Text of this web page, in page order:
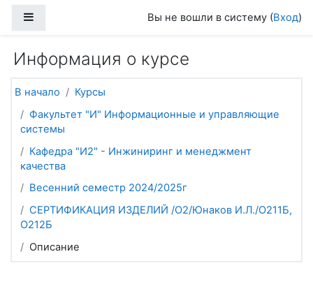
Вы не вошли в систему (Вход)
Информация о курсе
В начало
Курсы
Факультет "И" Информационные и управляющие
системы
Кафедра "И2" - Инжиниринг и менеджмент
качества
Весенний семестр 2024/2025г
СЕРТИФИКАЦИЯ ИЗДЕЛИЙ /О2/Юнаков И.Л./О211Б,
О212Б
Описание